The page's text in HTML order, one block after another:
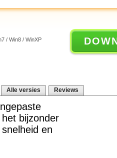
/ Win8 / WinXP
Alle versies Reviews
bijzonder
en